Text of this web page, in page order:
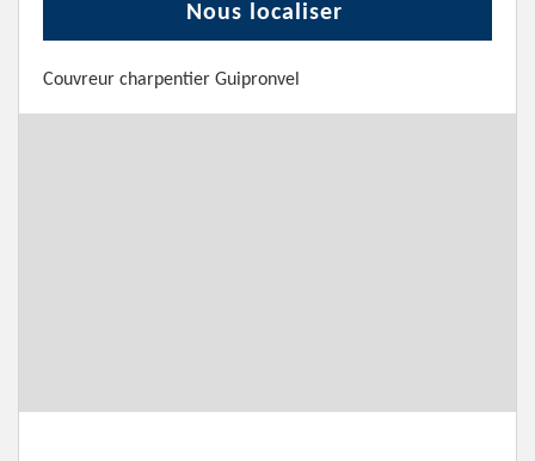
Nous localiser
Couvreur charpentier Guipronvel